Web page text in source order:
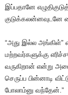
இப்பதானே
குடுக்கலன்னவுடனே
“அது இல்ல
மற்றவர்களுக்கு
வருகிறான் என்று
செருப்ப பின்னாடி
போலாம்னு வந்தேன்.”